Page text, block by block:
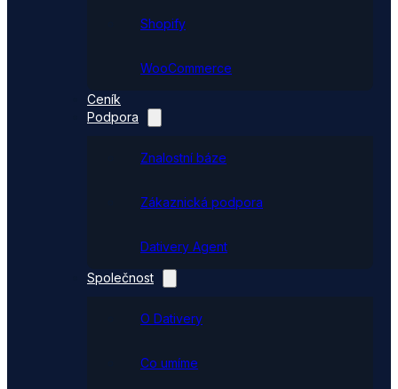
Shopify
WooCommerce
Ceník
Podpora
Znalostní báze
Zákaznická podpora
Dativery Agent
Společnost
O Dativery
Co umíme